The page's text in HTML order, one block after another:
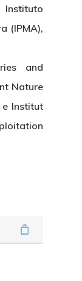
(IPMA),
and
Nature
e Institut